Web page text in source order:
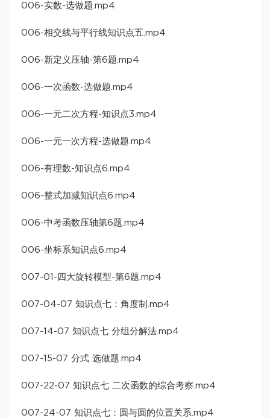
006-实数-选做题.mp4
006-相交线与平行线知识点五.mp4
006-新定义压轴-第6题.mp4
006-一次函数-选做题.mp4
006-一元二次方程-知识点3.mp4
006-一元一次方程-选做题.mp4
006-有理数-知识点6.mp4
006-整式加减知识点6.mp4
006-中考函数压轴第6题.mp4
006-坐标系知识点6.mp4
007-01-四大旋转模型-第6题.mp4
007-04-07 知识点七：角度制.mp4
007-14-07 知识点七 分组分解法.mp4
007-15-07 分式 选做题.mp4
007-22-07 知识点七 二次函数的综合考察.mp4
007-24-07 知识点七：圆与圆的位置关系.mp4